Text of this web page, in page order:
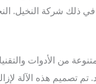
ذلك شركة النخيل.
من الأدوات
تم تصميم هذه الآلة